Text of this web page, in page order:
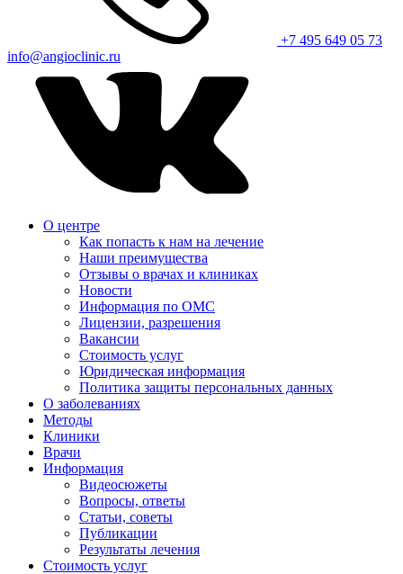
+7 495 649 05 73
info@angioclinic.ru
О центре
Как попасть к нам на лечение
Наши преимущества
Отзывы о врачах и клиниках
Новости
Информация по ОМС
Лицензии, разрешения
Вакансии
Стоимость услуг
Юридическая информация
Политика защиты персональных данных
О заболеваниях
Методы
Клиники
Врачи
Информация
Видеосюжеты
Вопросы, ответы
Статьи, советы
Публикации
Результаты лечения
Стоимость услуг